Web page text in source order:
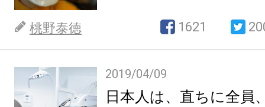
桃野泰徳 1621
2019/04/09
日本人は、直ちに全員